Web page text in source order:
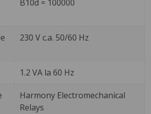
B10d = 100000
230 V c.a. 50/60 Hz
1.2 VA la 60 Hz
Harmony Electromechanical
Relays